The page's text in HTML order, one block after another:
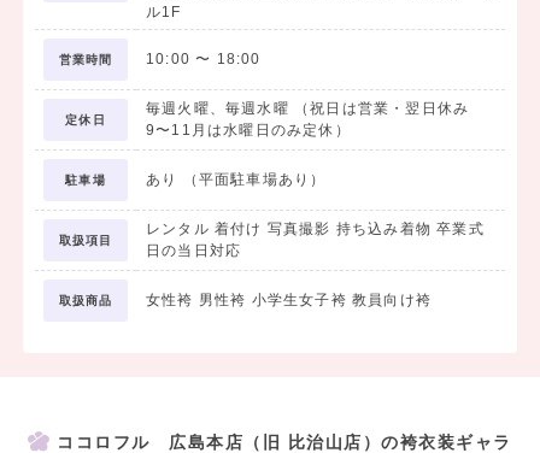
ル1F
営業時間 10:00 〜 18:00
定休日
毎週火曜、毎週水曜 （祝日は営業・翌日休み
9〜11月は水曜日のみ定休）
駐車場 あり （平面駐車場あり）
取扱項目
レンタル 着付け 写真撮影 持ち込み着物 卒業式
日の当日対応
取扱商品 女性袴 男性袴 小学生女子袴 教員向け袴
ココロフル 広島本店（旧 比治山店）の袴衣装ギャラ